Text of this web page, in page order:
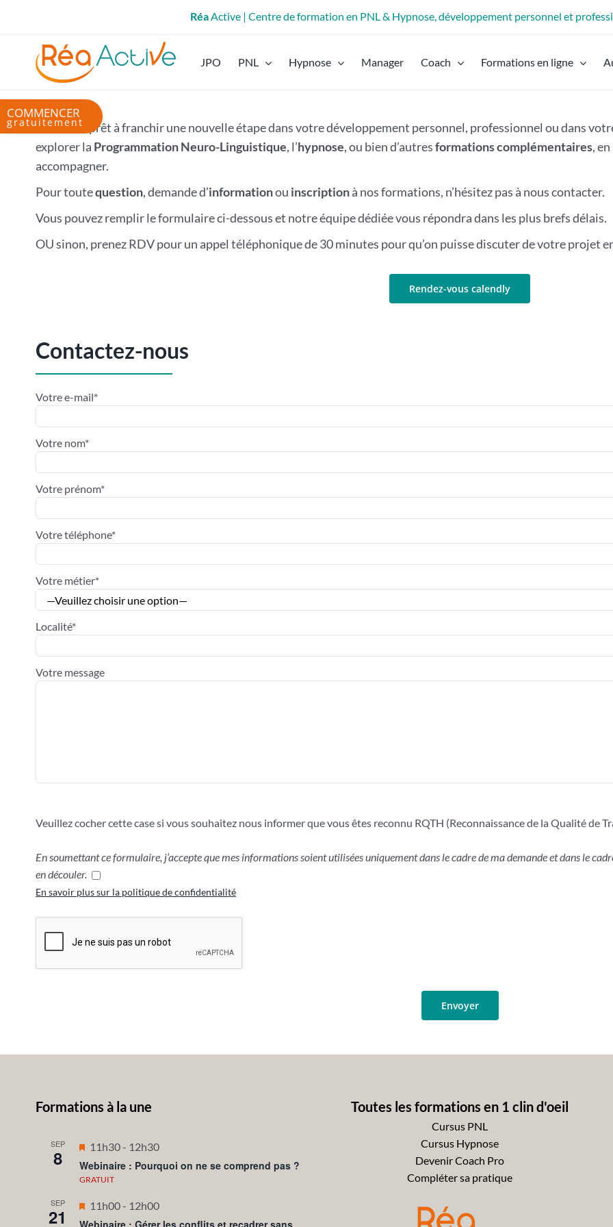
RéaActive | Centre de formation en PNL & Hypnose, développement personnel et
JPO PNL Hypnose Manager Coach Formations en ligne
Vous êtes prêt à franchir une nouvelle étape dans votre développement personnel, professionnel ou dans
explorer la Programmation Neuro-Linguistique, l’hypnose, ou bien d’autresformations complémentaires,
accompagner.
Pour toutequestion, demande d’informationou inscriptionà nos formations, n’hésitez pas à nous contacter.
Vous pouvez remplir le formulaire ci-dessous et notre équipe dédiée vous répondra dans les plus brefs délais.
OU sinon, prenez RDV pour un appel téléphonique de 30 minutes pour qu’on puisse discuter de votre projet
Rendez-vous calendly
Contactez-nous
Votre e-mail*
Votre nom*
Votre prénom*
Votre téléphone*
Votre métier*
Localité*
Votre message
Veuillez cocher cette case si vous souhaitez nous informer que vous êtes reconnu RQTH (Reconnaissance de la Qualité de
En soumettant ce formulaire, j’accepte que mes informations soient utilisées uniquement dans le cadre de ma demande et dans le
en découler.
En savoir plus sur la politique de confidentialité
Formations à la une
SEP
8
Mis
en
avant
11h30- 12h30
Webinaire : Pourquoi on ne se comprend pas ?
GRATUIT
SEP
21
Mis
en
11h00- 12h00
Webinaire : Gérer les conflits et recadrer sans
Toutes les formations en 1 clin d'oeil
Cursus PNL
Cursus Hypnose
Devenir Coach Pro
Compléter sa pratique
Bascule
de
coulissante